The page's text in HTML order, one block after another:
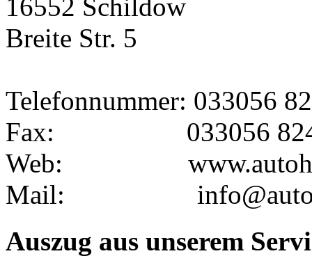
16552 Schildow
Breite Str. 5
Telefonnummer: 033056
Fax: 033056
Web:
Mail:
Auszug aus unserem